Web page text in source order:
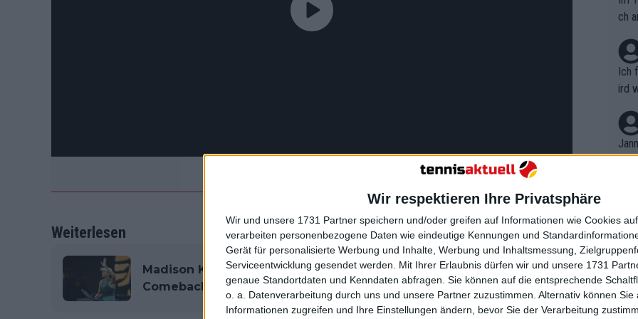
Wir respektieren Ihre Privatsphäre
Wir und unsere 1731 Partner speichern und/oder greifen auf Informationen wie Cookies
verarbeiten personenbezogene Daten wie eindeutige Kennungen und
Gerät für personalisierte Werbung und Inhalte, Werbung und Inhaltsmessung,
Serviceentwicklung gesendet werden. Mit Ihrer Erlaubnis dürfen wir und unsere 1731
genaue Standortdaten und Kenndaten abfragen. Sie können auf die entsprechende
o. a. Datenverarbeitung durch uns und unsere Partner zuzustimmen. Alternativ können Sie
Informationen zugreifen und Ihre Einstellungen ändern, bevor Sie der Verarbeitung
Weiterlesen
Madison Keys erreicht Halbfinale der Australian Open mit
Comeback-Sieg über Elina Svitolina
ch
Ich
ird
r in
em
t,
B.
on
n
nt.